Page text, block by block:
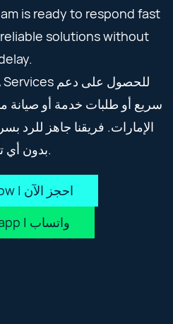
is ready to respond fast
solutions without
سريع أو طلبات خدمة أو صيانة
الإمارات. فريقنا جاهز للرد
بدون أي تأخير.
Book Now | احجز الآن
Whatsapp | واتساب